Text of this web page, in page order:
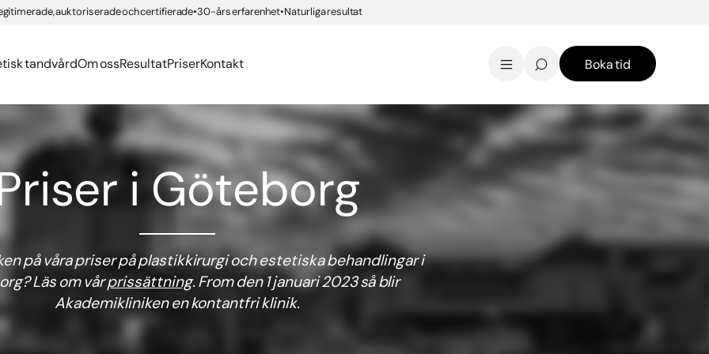
auktoriserade och certifierade 30-års erfarenhet Naturliga resultat
IPL
tandvård
med compositematerial
Brilliant SmileOm ossResultatPriserKontakt
KontaktEnglish
Boka tid
i Göteborg
på våra priser på plastikkirurgi och estetiska behandlingar i
Läs om vårprissättning. From den 1 januari 2023 så blir
Akademikliniken en kontantfri klinik.